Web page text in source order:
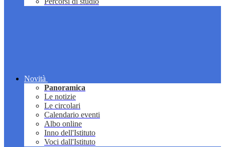
Novità
Panoramica
Le notizie
Le circolari
Calendario eventi
Albo online
Inno dell'Istituto
Voci dall'Istituto